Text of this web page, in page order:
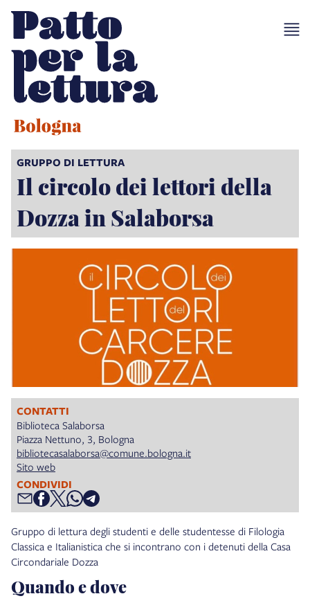
GRUPPO DI LETTURA
Il circolo dei lettori della
Dozza in Salaborsa
CONTATTI
Biblioteca Salaborsa
Piazza Nettuno, 3, Bologna
bibliotecasalaborsa@comune.bologna.it
Sito web
CONDIVIDI
Gruppo di lettura degli studenti e delle studentesse di Filologia
Classica e Italianistica che si incontrano con i detenuti della Casa
Circondariale Dozza
Quando e dove